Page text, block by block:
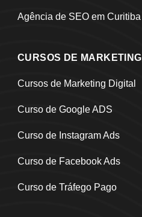
Agência de SEO em Curitiba
CURSOS DE MARKETING
Cursos de Marketing Digital
Curso de Google ADS
Curso de Instagram Ads
Curso de Facebook Ads
Curso de Tráfego Pago